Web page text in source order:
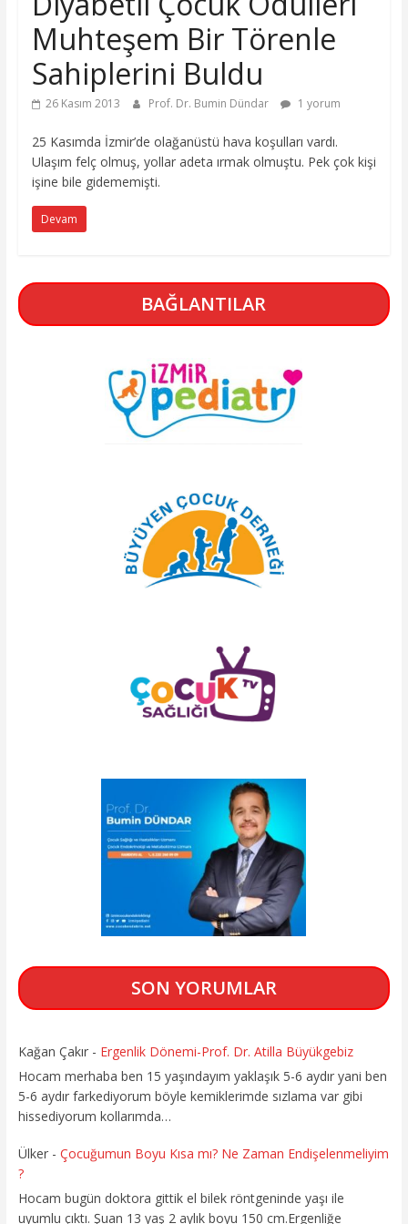
Muhteşem Bir Törenle
Sahiplerini Buldu
26 Kasım 2013 Prof. Dr. Bumin Dündar 1 yorum
25 Kasımda İzmir’de olağanüstü hava koşulları vardı.
Ulaşım felç olmuş, yollar adeta ırmak olmuştu. Pek çok kişi
işine bile gidememişti.
Devam
BAĞLANTILAR
SON YORUMLAR
Kağan Çakır- Ergenlik Dönemi-Prof. Dr. Atilla Büyükgebiz
Hocam merhaba ben 15 yaşındayım yaklaşık 5-6 aydır yani ben
5-6 aydır farkediyorum böyle kemiklerimde sızlama var gibi
hissediyorum kollarımda…
Ülker- Çocuğumun Boyu Kısa mı? Ne Zaman Endişelenmeliyim
?
Hocam bugün doktora gittik el bilek röntgeninde yaşı ile
uyumlu çıktı. Şuan 13 yaş 2 aylık boyu 150 cm.Ergenliğe